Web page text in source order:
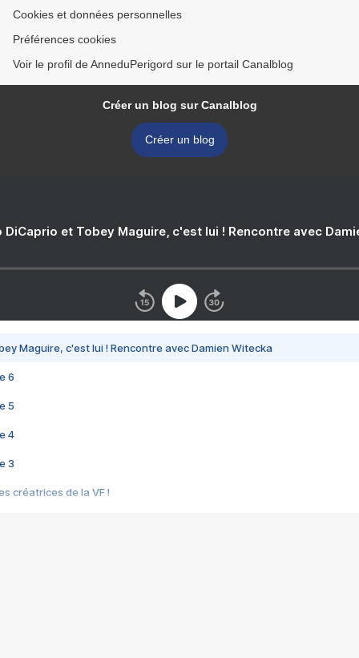
Cookies et données personnelles
Préférences cookies
Voir le profil de AnneduPerigord sur le portail Canalblog
Créer un blog sur Canalblog
Créer un blog
DiCaprio et Tobey Maguire, c'est lui ! Rencontre avec
Maguire, c'est lui ! Rencontre avec Damien Witecka
6
5
4
3
créatrices de la VF !